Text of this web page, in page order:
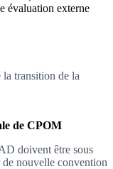
évaluation externe
transition de la
de CPOM
doivent être sous
nouvelle convention